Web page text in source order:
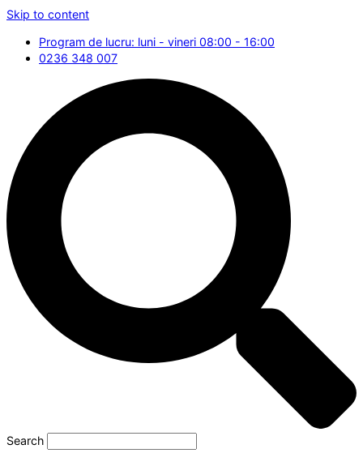
Skip to content
Program de lucru: luni - vineri 08:00 - 16:00
0236 348 007
Search